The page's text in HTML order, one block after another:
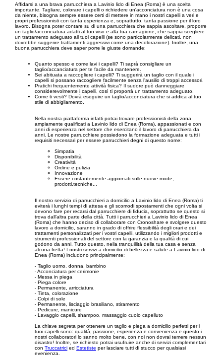
Affidarsi a una brava parrucchiera a Lavinio lido di Enea (Roma) è una scelta
importante. Tagliare, colorare i capelli o richiedere un'acconciatura non è una cosa
da niente, bisogna sempre essere certi di mettere in mano i nostri capelli a veri e
propri professionisti con tanta esperienza e, soprattutto, tanta passione per il loro
lavoro. Bisogna poter contare su di una parrucchiera che sappia ascoltare, proporre
un taglio/acconciatura adatti al tuo viso e alla tua carnagione, che sappia scegliere
un trattamento adeguato ail tuoi capelli (se sono particolarmente delicati, non
dovrebbe suggerire trattamenti aggressivi come una decolorazione). Inoltre, una
buona parrucchiera deve saper porre le giuste domande:
Quanto spesso e come lavi i capelli? Ti saprà consigliare un
taglio/accanciatura per te facile da mantenere.
Sei abituata a raccogliere i capelli? Ti suggerirà un taglio con il quale i
capelli si possano raccogliere facilmente senza l'ausilio di troppi accessori.
Pratichi frequentemente attività fisica? Il sudore può danneggiare
considerevolmente i capelli, così ti proporrà un trattamento adeguato.
Come ti vesti? Dovrà eseguire un taglio/acconciatura che si addica al tuo
stile di abbigliamento.
Nella nostra piattaforma infatti potrai trovare professionisti della zona
ampiamente qualificati a Lavinio lido di Enea (Roma), appassionati e con
anni di esperienza nel settore che esercitano il lavoro di parrucchiera da
anni. Le nostre parrucchiere possiedono la formazione adeguata e tutti i
requisiti necessari per essere parrucchieri degni di questo nome:
Simpatia
Disponibilità
Creatività
Ordine e pulizia
Innovazione
Essere costantemente aggiornati sulle nuove mode,
prodotti,tecniche...
Il nostro servizio di parrucchieri a domicilio a Lavinio lido di Enea (Roma) ti
eviterà i lunghi tempi di attesa e gli scomodi spostamenti che ogni volta si
devono fare per recarsi dal parrucchiere di fiducia, soprattutto se questo si
trova dall’altra parte della città. Tutti i parrucchieri a Lavinio lido di Enea
(Roma) che hanno deciso di collaborare con Cronoshare e svolgere questo
lavoro a domicilio, saranno in grado di offrire flessibilità degli orari e dei
trattamenti personalizzati per i vostri capelli, utilizzando i migliori prodotti e
strumenti professionali del settore con la garanzia e la qualità di cui
godono da anni. Tutto questo, nella tranquillità della tua casa e senza
alcuna fretta! I nostri servizi a domicilio di bellezza e salute a Lavinio lido di
Enea (Roma) includono principalmente:
- Taglio uomo, donna, bambino
- Acconciatura per cerimonie
- Messa in piega
- Piega colore
- Permanente, arricciatura
- Tinta, colorazione
- Colpi di sole
- Permanente, lisciaggio brasiliano, stiramento
- Pedicure, manicure
- Lavaggio capelli, shampoo, massaggio cuoio capelluto
La chiave segreta per ottenere un taglio e piega a domicilio perfetti per i
tuoi capelli sono: qualità, passione, esperienza e convenienza e questo i
nostri collaboratori lo sanno molto bene, con noi non dovrai temere nessun
disastro! Inoltre, se richiesto potrai usufruire anche di servizi complementari
con Truccatrici ed Estetiste per lasciare tutti di stucco per qualsiasi
evenienza.